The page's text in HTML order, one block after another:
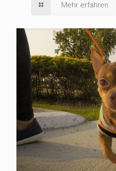
Mehr erfahren